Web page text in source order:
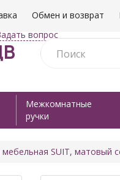
Обмен и возврат
вопрос
Межкомнатные
ручки
SUIT, матовый